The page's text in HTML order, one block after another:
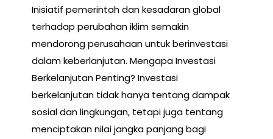
Inisiatif pemerintah dan kesadaran global
terhadap perubahan iklim semakin
mendorong perusahaan untuk berinvestasi
dalam keberlanjutan. Mengapa Investasi
Berkelanjutan Penting? Investasi
berkelanjutan tidak hanya tentang dampak
sosial dan lingkungan, tetapi juga tentang
menciptakan nilai jangka panjang bagi